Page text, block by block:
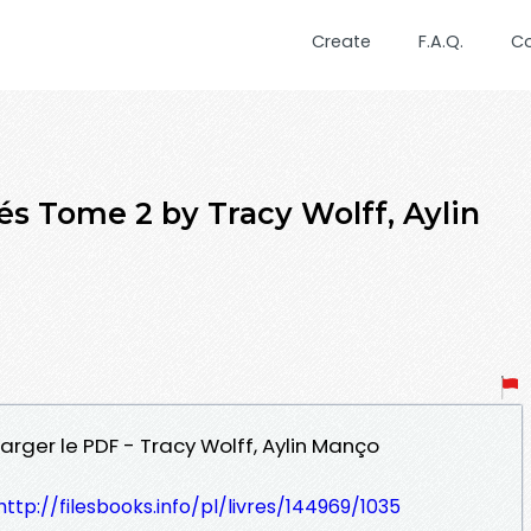
Create F.A.Q.
Tome 2 by Tracy Wolff, Aylin
le PDF - Tracy Wolff, Aylin Manço
filesbooks.info/pl/livres/144969/1035